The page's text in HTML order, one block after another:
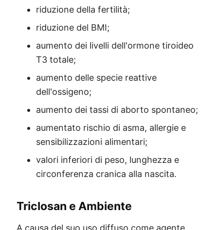
riduzione della fertilità;
riduzione del BMI;
aumento dei livelli dell'ormone tiroideo
T3 totale;
aumento delle specie reattive
dell'ossigeno;
aumento dei tassi di aborto spontaneo;
aumentato rischio di asma, allergie e
sensibilizzazioni alimentari;
valori inferiori di peso, lunghezza e
circonferenza cranica alla nascita.
Triclosan e Ambiente
A causa del suo uso diffuso come agente